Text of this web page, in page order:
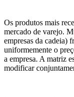
Os produtos mais
mercado de varejo.
empresas da cadeia)
uniformemente o
a empresa. A matriz
modificar